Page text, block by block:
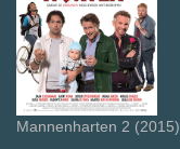
Mannenharten 2 (2015)